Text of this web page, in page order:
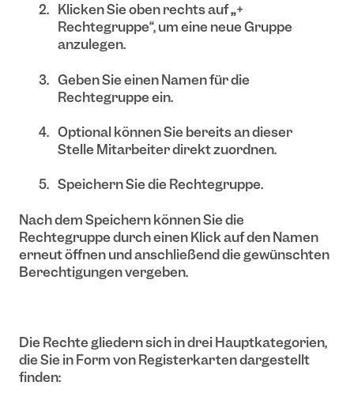
Klicken Sie oben rechts auf„+
Rechtegruppe“, um eine neue Gruppe
anzulegen.
Geben Sie einen Namen für die
Rechtegruppe ein.
Optional können Sie bereits an dieser
Stelle Mitarbeiter direkt zuordnen.
Speichern Sie die Rechtegruppe.
Nach dem Speichern können Sie die
Rechtegruppe durch einen Klick auf den Namen
erneut öffnen und anschließend die gewünschten
Berechtigungen vergeben.
Die Rechte gliedern sich in drei Hauptkategorien,
die Sie in Form von Registerkarten dargestellt
finden: